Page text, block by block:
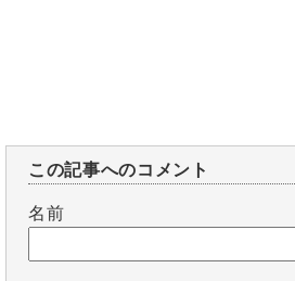
この記事へのコメント
名前